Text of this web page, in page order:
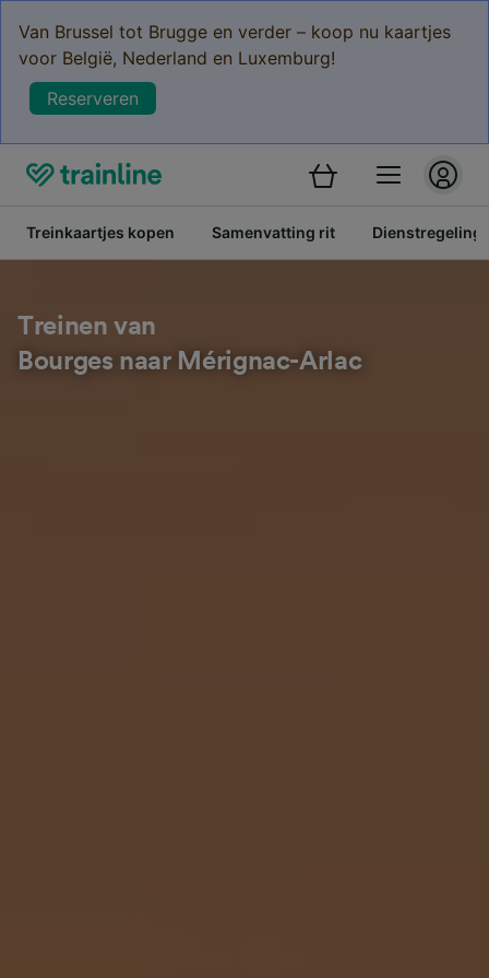
Van Brussel tot Brugge en verder – koop nu kaartjes
voor België, Nederland en Luxemburg!
Reserveren
Treinkaartjes kopen Samenvatting rit Dienstregeling
Treinen van
Bourges naar Mérignac-Arlac